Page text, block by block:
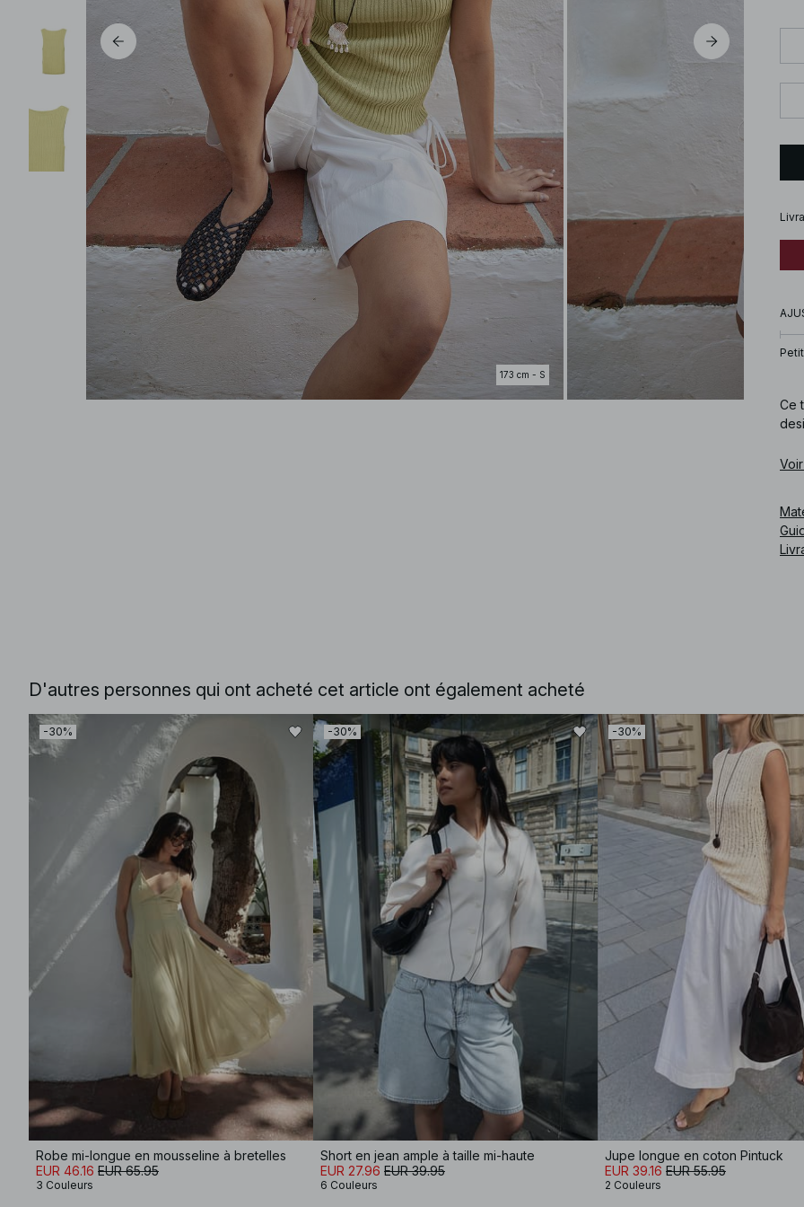
173 cm - S
Petit
Ce
D'autres personnes qui ont acheté cet article ont également acheté
-30%
Robe mi-longue en mousseline à bretelles
EUR 46.16 EUR 65.95
3 Couleurs
-30%
Short en jean ample à taille mi-haute
EUR 27.96 EUR 39.95
6 Couleurs
-30%
Jupe longue en coton Pintuck
EUR 39.16 EUR 55.95
2 Couleurs